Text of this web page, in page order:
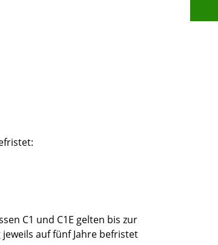
C1 und C1E gelten bis zur
auf fünf Jahre befristet